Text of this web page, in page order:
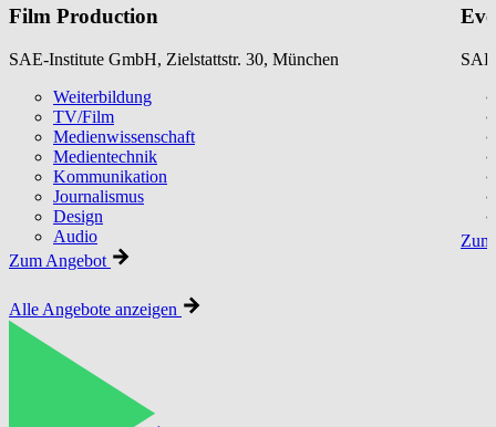
Film Production
SAE-Institute GmbH, Zielstattstr. 30, München
Weiterbildung
TV/Film
Medienwissenschaft
Medientechnik
Kommunikation
Journalismus
Design
Audio
Zum Angebot
Alle Angebote anzeigen